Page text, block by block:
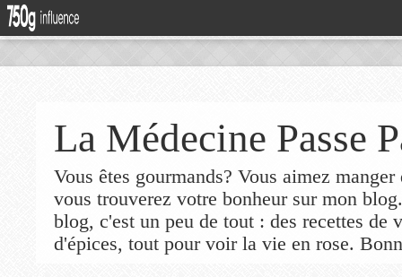
La Médecine Passe
Vous êtes gourmands? Vous aimez
vous trouverez votre bonheur sur mon
blog, c'est un peu de tout : des recettes de
d'épices, tout pour voir la vie en rose.